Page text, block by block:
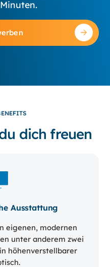
dich freuen
Ausstattung
eigenen, modernen
unter anderem zwei
höhenverstellbarer